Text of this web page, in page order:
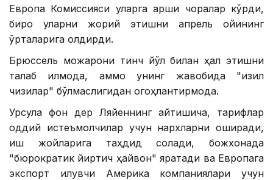
Европа Комиссияси уларга қарши чоралар кўрди,
бироқ уларни жорий этишни апрель ойининг
ўрталарига қолдирди.
Брюссель можарони тинч йўл билан ҳал этишни
талаб қилмоқда, аммо унинг жавобида "қизил
чизиқлар" бўлмаслигидан огоҳлантирмоқда.
Урсула фон дер Ляйеннинг айтишича, тарифлар
оддий истеъмолчилар учун нархларни оширади,
иш жойларига таҳдид солади, божхонада
"бюрократик йиртқич ҳайвон" яратади ва Европага
экспорт қилувчи Америка компаниялари учун